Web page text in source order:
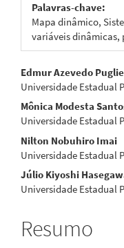
Palavras-chave:
Mapa dinâmico,
variáveis
Conteúdo
do
artigo
principal
Edmur Azevedo
Universidade Estadual
Mônica Modesta
Universidade Estadual
Nilton Nobuhiro Imai
Universidade Estadual
Júlio Kiyoshi
Universidade Estadual
Resumo